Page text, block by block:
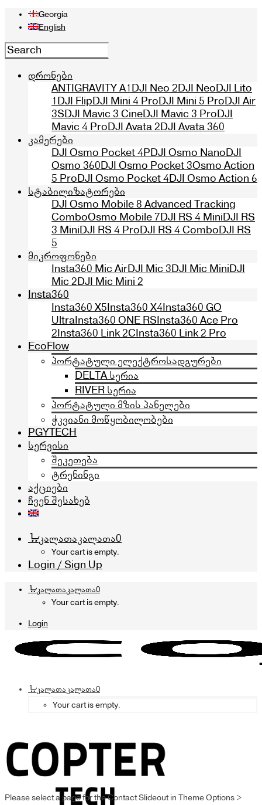
Georgia
English
დრონები
ANTIGRAVITY A1DJI Neo 2DJI NeoDJI Lito
1DJI FlipDJI Mini 4 ProDJI Mini 5 ProDJI Air
3SDJI Mavic 3 CineDJI Mavic 3 ProDJI
Mavic 4 ProDJI Avata 2DJI Avata 360
კამერები
DJI Osmo Pocket 4PDJI Osmo NanoDJI
Osmo 360DJI Osmo Pocket 3Osmo Action
5 ProDJI Osmo Pocket 4DJI Osmo Action 6
სტაბილიზატორები
DJI Osmo Mobile 8 Advanced Tracking
ComboOsmo Mobile 7DJI RS 4 MiniDJI RS
3 MiniDJI RS 4 ProDJI RS 4 ComboDJI RS
5
მიკროფონები
Insta360 Mic AirDJI Mic 3DJI Mic MiniDJI
Mic 2DJI Mic Mini 2
Insta360
Insta360 X5Insta360 X4Insta360 GO
UltraInsta360 ONE RSInsta360 Ace Pro
2Insta360 Link 2CInsta360 Link 2 Pro
EcoFlow
პორტატული ელექტროსადგურები
DELTA სერია
RIVER სერია
პორტატული მზის პანელები
ჭკვიანი მოწყობილობები
PGYTECH
სერვისი
შეკეთება
ტრენინგი
აქციები
ჩვენ შესახებ
კალათაკალათა0
Your cart is empty.
Login / Sign Up
კალათაკალათა0
Your cart is empty.
Login
კალათაკალათა0
Your cart is empty.
Please select a page for the Contact Slideout in Theme Options >